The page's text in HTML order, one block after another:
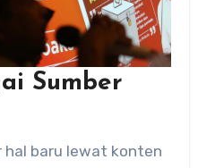
Sumber
hal baru lewat konten